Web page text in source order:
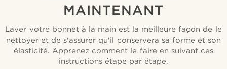
MAINTENANT
Laver votre bonnet à la main est la meilleure façon de le
nettoyer et de s'assurer qu'il conservera sa forme et son
élasticité. Apprenez comment le faire en suivant ces
instructions étape par étape.